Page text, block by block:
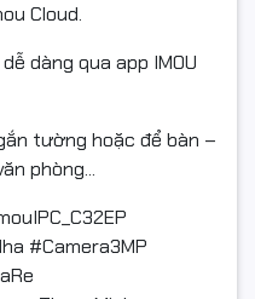
Cloud.
dàng qua app IMOU
tường hoặc để bàn –
phòng...
#Camera3MP